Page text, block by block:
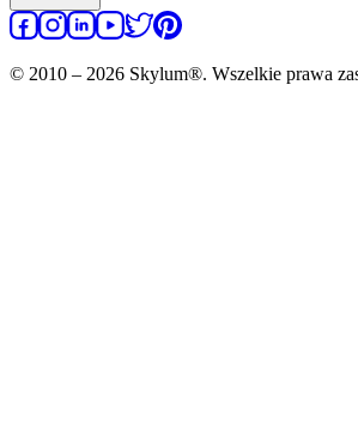
© 2010 – 2026 Skylum®. Wszelkie prawa